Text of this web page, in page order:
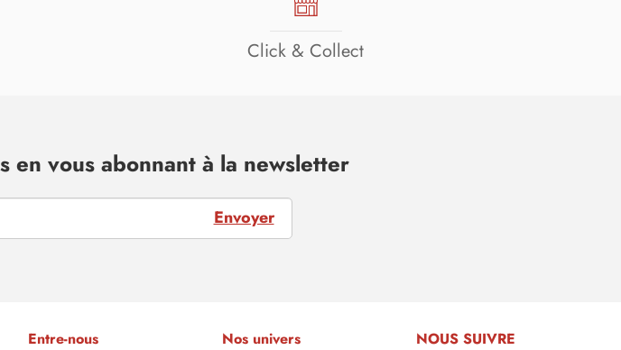
Click & Collect
vous abonnant à la newsletter
Envoyer
Entre-nous Nos univers NOUS SUIVRE